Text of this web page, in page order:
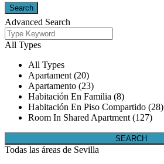
Advanced Search
All Types
All Types
Apartament (20)
Apartamento (23)
Habitación En Familia (8)
Habitación En Piso Compartido (28)
Room In Shared Apartment (127)
Todas las áreas de Sevilla